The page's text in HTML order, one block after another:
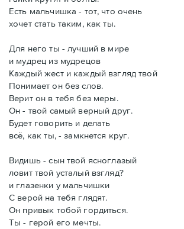
Есть мальчишка - тот, что очень
хочет стать таким, как ты.
Для него ты - лучший в мире
и мудрец из мудрецов
Каждый жест и каждый взгляд твой
Понимает он без слов.
Верит он в тебя без меры.
Он - твой самый верный друг.
Будет говорить и делать
всё, как ты, - замкнется круг.
Видишь - сын твой ясноглазый
ловит твой усталый взгляд?
и глазенки у мальчишки
С верой на тебя глядят.
Он привык тобой гордиться.
Ты - герой его мечты.